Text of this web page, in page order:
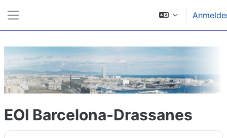
EOI Barcelona-Drassanes